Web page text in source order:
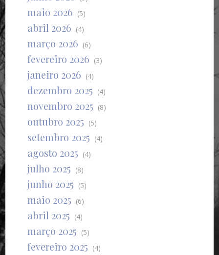
maio 2026 (5)
abril 2026 (4)
março 2026 (6)
fevereiro 2026 (3)
janeiro 2026 (4)
dezembro 2025 (4)
novembro 2025 (8)
outubro 2025 (5)
setembro 2025 (4)
agosto 2025 (4)
julho 2025 (8)
junho 2025 (5)
maio 2025 (6)
abril 2025 (4)
março 2025 (5)
fevereiro 2025 (4)